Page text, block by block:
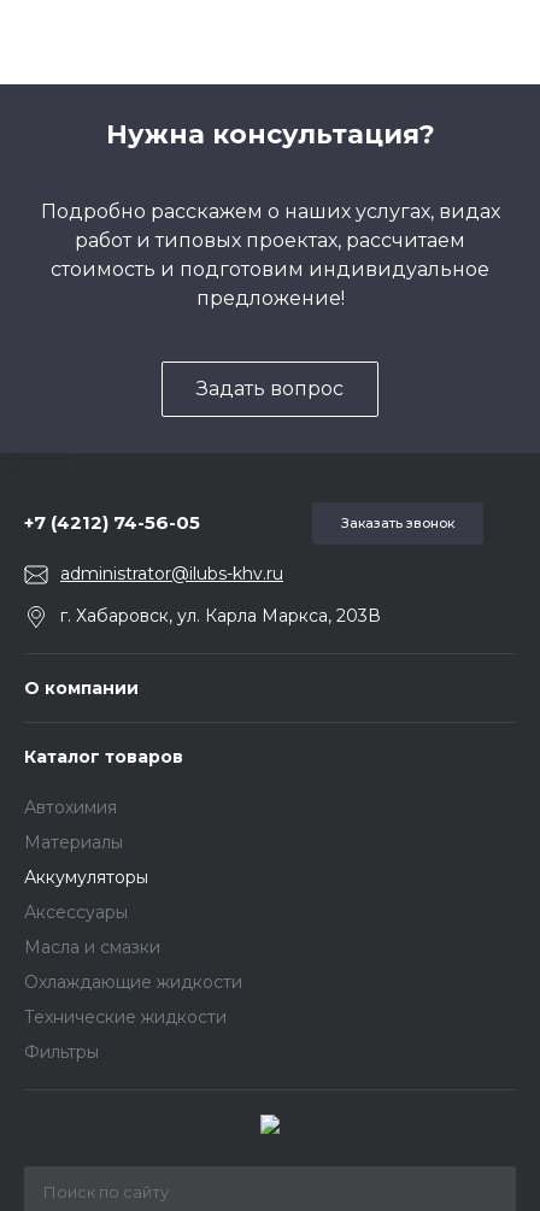
Нужна консультация?
Подробно расскажем о наших услугах, видах
работ и типовых проектах, рассчитаем
стоимость и подготовим индивидуальное
предложение!
Задать вопрос
+7 (4212) 74-56-05 Заказать звонок
administrator@ilubs-khv.ru
г. Хабаровск, ул. Карла Маркса, 203В
О компании
Каталог товаров
Автохимия
Материалы
Аккумуляторы
Аксессуары
Масла и смазки
Охлаждающие жидкости
Технические жидкости
Фильтры